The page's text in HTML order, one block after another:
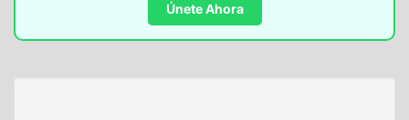
Únete Ahora